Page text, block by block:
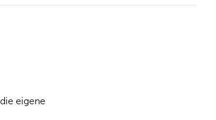
eigene